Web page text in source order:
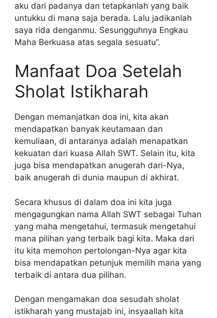
aku dari padanya dan tetapkanlah yang baik
untukku di mana saja berada. Lalu jadikanlah
saya rida denganmu. Sesungguhnya Engkau
Maha Berkuasa atas segala sesuatu”.
Manfaat Doa Setelah
Sholat Istikharah
Dengan memanjatkan doa ini, kita akan
mendapatkan banyak keutamaan dan
kemuliaan, di antaranya adalah menapatkan
kekuatan dari kuasa Allah SWT. Selain itu, kita
juga bisa mendapatkan anugerah dari-Nya,
baik anugerah di dunia maupun di akhirat.
Secara khusus di dalam doa ini kita juga
mengagungkan nama Allah SWT sebagai Tuhan
yang maha mengetahui, termasuk mengetahui
mana pilihan yang terbaik bagi kita. Maka dari
itu kita memohon pertolongan-Nya agar kita
bisa mendapatkan petunjuk memilih mana yang
terbaik di antara dua pilihan.
Dengan mengamakan doa sesudah sholat
istikharah yang mustajab ini, insyaallah kita